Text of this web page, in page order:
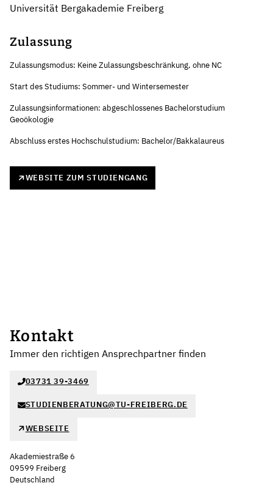
Universität Bergakademie Freiberg
Zulassung
Zulassungsmodus: Keine Zulassungsbeschränkung, ohne NC
Start des Studiums: Sommer- und Wintersemester
Zulassungsinformationen: abgeschlossenes Bachelorstudium
Geoökologie
Abschluss erstes Hochschulstudium: Bachelor/Bakkalaureus
WEBSITE ZUM STUDIENGANG
Kontakt
Immer den richtigen Ansprechpartner finden
03731 39-3469
STUDIENBERATUNG@TU-FREIBERG.DE
WEBSEITE
Akademiestraße 6
09599 Freiberg
Deutschland